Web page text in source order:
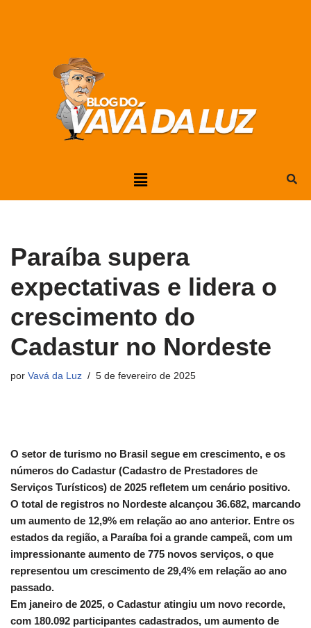
Paraíba supera
expectativas e lidera o
crescimento do
Cadastur no Nordeste
por Vavá da Luz 5 de fevereiro de 2025
O setor de turismo no Brasil segue em crescimento, e os
números do Cadastur (Cadastro de Prestadores de
Serviços Turísticos) de 2025 refletem um cenário positivo.
O total de registros no Nordeste alcançou 36.682, marcando
um aumento de 12,9% em relação ao ano anterior. Entre os
estados da região, a Paraíba foi a grande campeã, com um
impressionante aumento de 775 novos serviços, o que
representou um crescimento de 29,4% em relação ao ano
passado.
Em janeiro de 2025, o Cadastur atingiu um novo recorde,
com 180.092 participantes cadastrados, um aumento de